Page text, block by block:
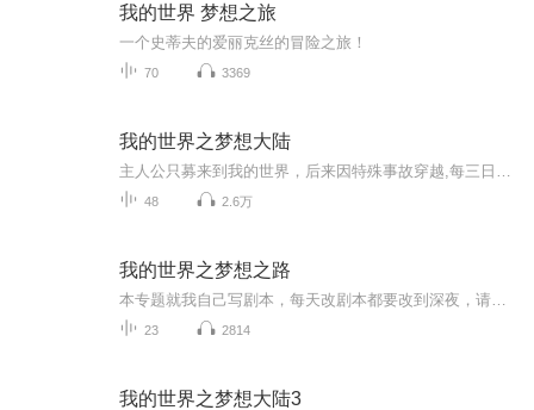
我的世界 梦想之旅
一个史蒂夫的爱丽克丝的冒险之旅！
70 3369
我的世界之梦想大陆
48 2.6万
我的世界之梦想之路
23 2814
我的世界之梦想大陆3